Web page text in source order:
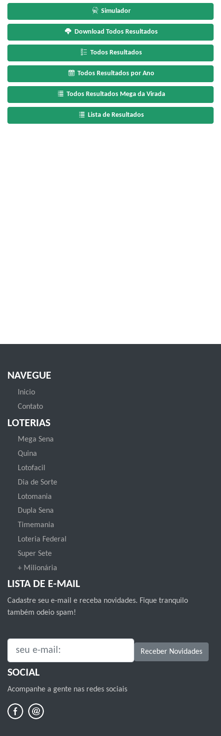
Simulador
Download Todos Resultados
Todos Resultados
Todos Resultados por Ano
Todos Resultados Mega da Virada
Lista de Resultados
NAVEGUE
Inicio
Contato
LOTERIAS
Mega Sena
Quina
Lotofacil
Dia de Sorte
Lotomania
Dupla Sena
Timemania
Loteria Federal
Super Sete
+ Milionária
LISTA DE E-MAIL
Cadastre seu e-mail e receba novidades. Fique tranquilo
também odeio spam!
SEU E-MAIL: Receber Novidades
SOCIAL
Acompanhe a gente nas redes sociais